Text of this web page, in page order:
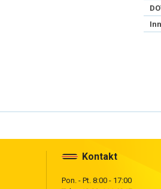
Kontakt
Pon. - Pt. 8:00 - 17:00